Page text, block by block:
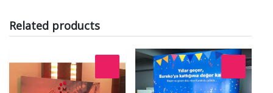
Related products